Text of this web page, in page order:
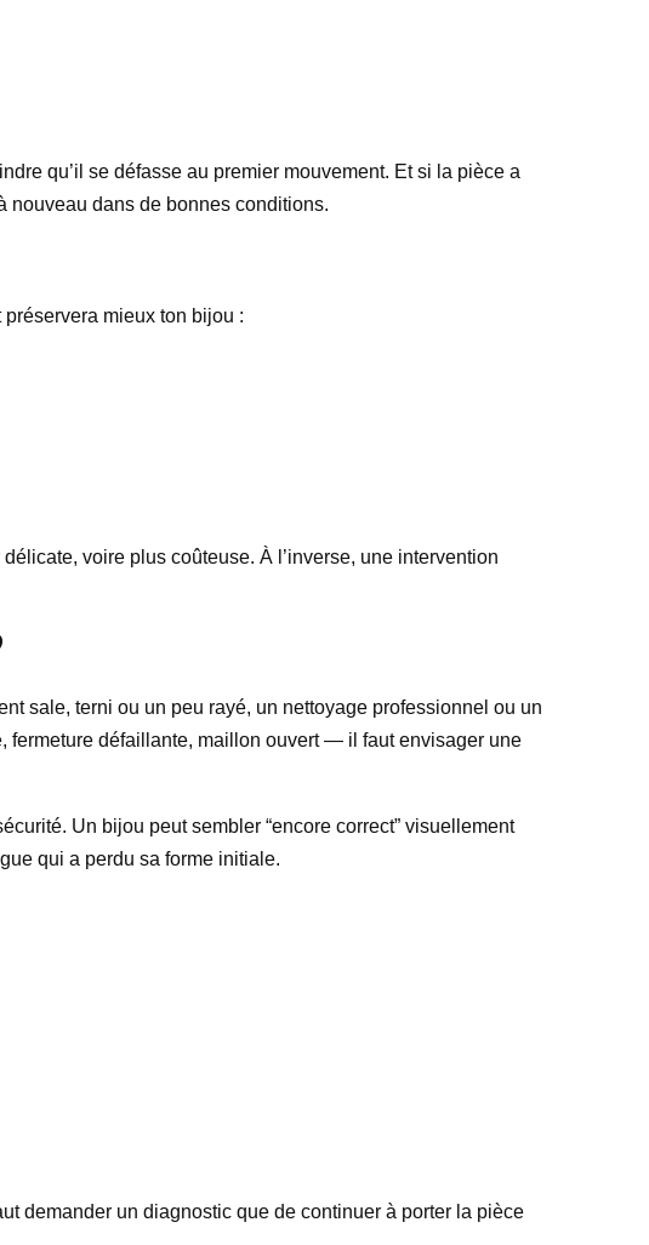
qu’il se défasse au premier mouvement. Et si la pièce a
nouveau dans de bonnes conditions.
mieux ton bijou :
voire plus coûteuse. À l’inverse, une intervention
sale, terni ou un peu rayé, un nettoyage professionnel ou un
fermeture défaillante, maillon ouvert — il faut envisager une
Un bijou peut sembler “encore correct” visuellement
qui a perdu sa forme initiale.
demander un diagnostic que de continuer à porter la pièce